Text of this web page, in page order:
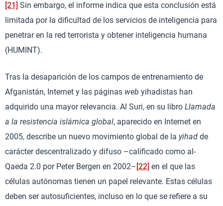
[21] Sin embargo, el informe indica que esta conclusión está
limitada por la dificultad de los servicios de inteligencia para
penetrar en la red terrorista y obtener inteligencia humana
(HUMINT).
Tras la desaparición de los campos de entrenamiento de
Afganistán, Internet y las páginas web yihadistas han
adquirido una mayor relevancia. Al Suri, en su libro Llamada
a la resistencia islámica global, aparecido en Internet en
2005, describe un nuevo movimiento global de la yihad de
carácter descentralizado y difuso –calificado como al-
Qaeda 2.0 por Peter Bergen en 2002– [22] en el que las
células autónomas tienen un papel relevante. Estas células
deben ser autosuficientes, incluso en lo que se refiere a su